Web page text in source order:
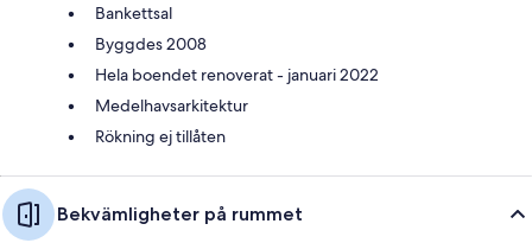
Bankettsal
Byggdes 2008
Hela boendet renoverat - januari 2022
Medelhavsarkitektur
Rökning ej tillåten
Bekvämligheter på rummet